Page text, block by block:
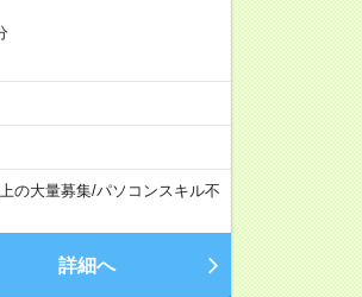
の大量募集/パソコンスキル不
詳細へ